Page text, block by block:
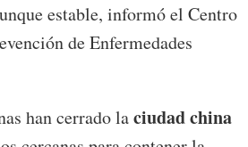
estable, informó el Centro
de Enfermedades
han cerrado laciudad china